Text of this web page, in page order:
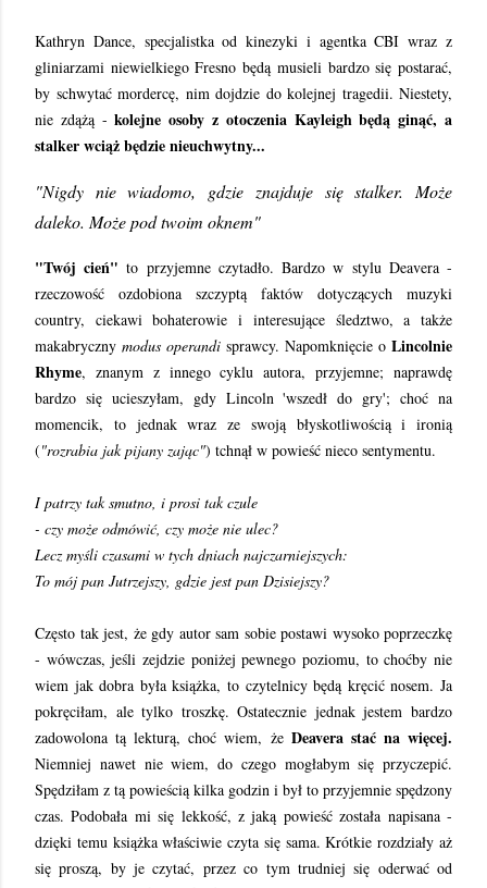
Kathryn Dance, specjalistka od kinezyki i agentka CBI wraz z
gliniarzami niewielkiego Fresno będą musieli bardzo się postarać,
by schwytać mordercę, nim dojdzie do kolejnej tragedii. Niestety,
nie zdążą -kolejne osoby z otoczenia Kayleigh będą ginąć, a
stalker wciąż będzie nieuchwytny...
"Nigdy nie wiadomo, gdzie znajduje się stalker. Może
daleko. Może pod twoim oknem"
"Twój cień"to przyjemne czytadło. Bardzo w stylu Deavera -
rzeczowość ozdobiona szczyptą faktów dotyczących muzyki
country, ciekawi bohaterowie i interesujące śledztwo, a także
makabryczny modus operandi sprawcy. Napomknięcie o Lincolnie
Rhyme, znanym z innego cyklu autora, przyjemne; naprawdę
bardzo się ucieszyłam, gdy Lincoln 'wszedł do gry'; choć na
momencik, to jednak wraz ze swoją błyskotliwością i ironią
("rozrabia jak pijany zając") tchnął w powieść nieco sentymentu.
I patrzy tak smutno, i prosi tak czule
- czy może odmówić, czy może nie ulec?
Lecz myśli czasami w tych dniach najczarniejszych:
To mój pan Jutrzejszy, gdzie jest pan Dzisiejszy?
Często tak jest, że gdy autor sam sobie postawi wysoko poprzeczkę
- wówczas, jeśli zejdzie poniżej pewnego poziomu, to choćby nie
wiem jak dobra była książka, to czytelnicy będą kręcić nosem. Ja
pokręciłam, ale tylko troszkę. Ostatecznie jednak jestem bardzo
zadowolona tą lekturą, choć wiem, że Deavera stać na więcej.
Niemniej nawet nie wiem, do czego mogłabym się przyczepić.
Spędziłam z tą powieścią kilka godzin i był to przyjemnie spędzony
czas. Podobała mi się lekkość, z jaką powieść została napisana -
dzięki temu książka właściwie czyta się sama. Krótkie rozdziały aż
się proszą, by je czytać, przez co tym trudniej się oderwać od